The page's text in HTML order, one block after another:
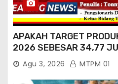
APAKAH TARGET
2026 SEBESAR 34,77
TERCAPAI ?
Agu 3, 2026 MTPM 01